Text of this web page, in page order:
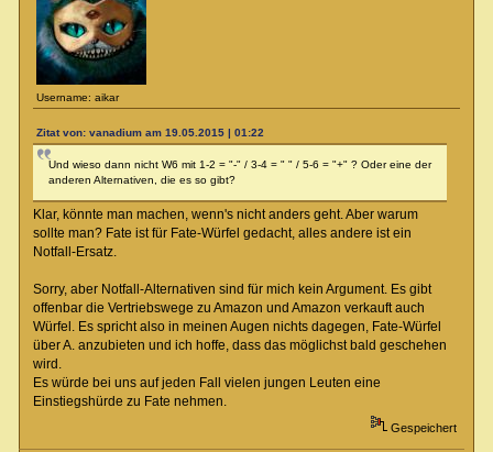
Username: aikar
Zitat von: vanadium am 19.05.2015 | 01:22
Und wieso dann nicht W6 mit 1-2 = "-" / 3-4 = " " / 5-6 = "+" ? Oder eine der
anderen Alternativen, die es so gibt?
Klar, könnte man machen, wenn's nicht anders geht. Aber warum
sollte man? Fate ist für Fate-Würfel gedacht, alles andere ist ein
Notfall-Ersatz.
Sorry, aber Notfall-Alternativen sind für mich kein Argument. Es gibt
offenbar die Vertriebswege zu Amazon und Amazon verkauft auch
Würfel. Es spricht also in meinen Augen nichts dagegen, Fate-Würfel
über A. anzubieten und ich hoffe, dass das möglichst bald geschehen
wird.
Es würde bei uns auf jeden Fall vielen jungen Leuten eine
Einstiegshürde zu Fate nehmen.
Gespeichert